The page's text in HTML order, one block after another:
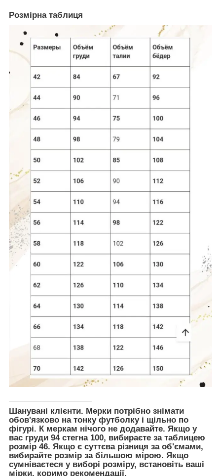
Розмірна таблиця
Шанувані клієнти. Мерки потрібно знімати
обов'язково на тонку футболку і щільно по
фігурі. К меркам нічого не додавайте. Якщо у
вас груди 94 стегна 100, вибираєте за таблицею
розмір 46. Якщо є суттєва різниця за об'ємами,
вибирайте розмір за більшою мірою. Якщо
сумніваєтеся у виборі розміру, встановіть ваші
мірки, коримо рекомендації.